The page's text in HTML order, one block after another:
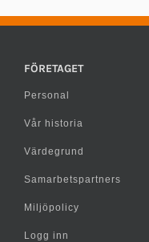
FÖRETAGET
Personal
Vår historia
Värdegrund
Samarbetspartners
Miljöpolicy
Logg inn